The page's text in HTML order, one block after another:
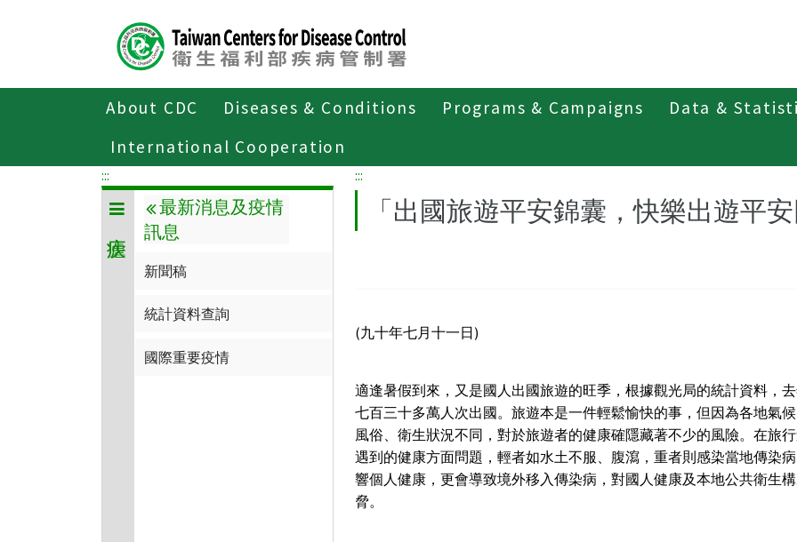
About CDC Diseases & Conditions Programs & Campaigns
Data &
International Cooperation
傳染病與防疫專題
:::
最新消息及疫情
訊息
新聞稿
統計資料查詢
國際重要疫情
:::
「出國旅遊平安錦囊，快樂出遊平
(九十年七月十一日)
適逢暑假到來，又是國人出國旅遊的旺季，根據觀光局的統計資料，
七百三十多萬人次出國。旅遊本是一件輕鬆愉快的事，但因為各地氣
風俗、衛生狀況不同，對於旅遊者的健康確隱藏著不少的風險。在旅
遇到的健康方面問題，輕者如水土不服、腹瀉，重者則感染當地傳染
響個人健康，更會導致境外移入傳染病，對國人健康及本地公共衛生
脅。